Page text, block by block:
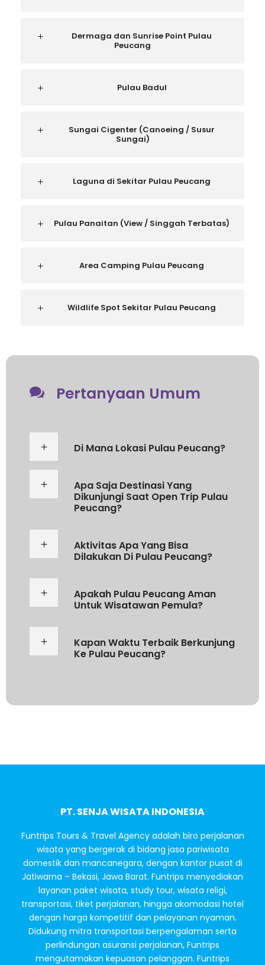
Dermaga dan Sunrise Point Pulau
Peucang
Pulau Badul
Sungai Cigenter (Canoeing / Susur
Sungai)
Laguna di Sekitar Pulau Peucang
Pulau Panaitan (View / Singgah Terbatas)
Area Camping Pulau Peucang
Wildlife Spot Sekitar Pulau Peucang
Pertanyaan Umum
Di Mana Lokasi Pulau Peucang?
Apa Saja Destinasi Yang
Dikunjungi Saat Open Trip Pulau
Peucang?
Aktivitas Apa Yang Bisa
Dilakukan Di Pulau Peucang?
Apakah Pulau Peucang Aman
Untuk Wisatawan Pemula?
Kapan Waktu Terbaik Berkunjung
Ke Pulau Peucang?
PT. SENJA WISATA INDONESIA
Funtrips Tours & Travel Agency adalah biro perjalanan
wisata yang bergerak di bidang jasa pariwisata
domestik dan mancanegara, dengan kantor pusat di
Jatiwarna – Bekasi, Jawa Barat. Funtrips menyediakan
layanan paket wisata, study tour, wisata religi,
transportasi, tiket perjalanan, hingga akomodasi hotel
dengan harga kompetitif dan pelayanan nyaman.
Didukung mitra transportasi berpengalaman serta
perlindungan asuransi perjalanan, Funtrips
mengutamakan kepuasan pelanggan. Funtrips